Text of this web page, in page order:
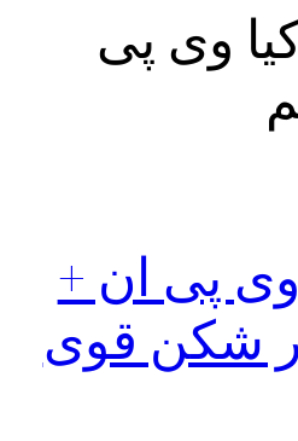
وی پی
وی پی ان +
شکن قوی